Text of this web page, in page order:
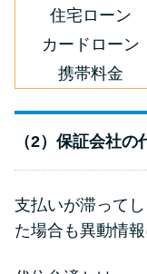
住宅ローン
カードローン
携帯料金
（2）保証会社
支払いが滞って
た場合も異動情